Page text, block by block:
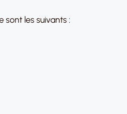
sont les suivants :